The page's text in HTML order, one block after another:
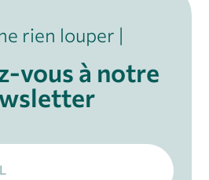
rien louper |
vous à notre